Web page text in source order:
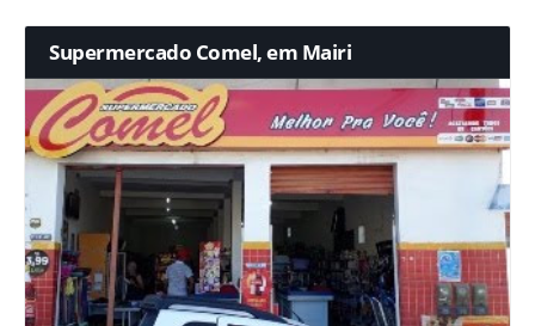
Supermercado Comel, em Mairi